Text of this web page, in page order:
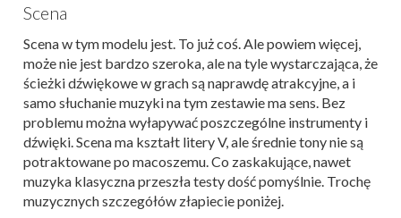
Scena
Scena w tym modelu jest. To już coś. Ale powiem więcej,
może nie jest bardzo szeroka, ale na tyle wystarczająca, że
ścieżki dźwiękowe w grach są naprawdę atrakcyjne, a i
samo słuchanie muzyki na tym zestawie ma sens. Bez
problemu można wyłapywać poszczególne instrumenty i
dźwięki. Scena ma kształt litery V, ale średnie tony nie są
potraktowane po macoszemu. Co zaskakujące, nawet
muzyka klasyczna przeszła testy dość pomyślnie. Trochę
muzycznych szczegółów złapiecie poniżej.